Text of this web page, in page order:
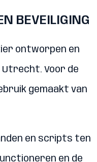
BEVEILIGING
ontworpen en
Voor de
gemaakt van
en scripts ten
en de